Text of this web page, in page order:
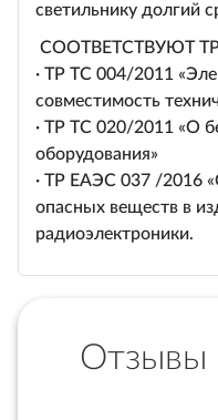
светильнику долгий
СООТВЕТСТВУЮT
· ТР ТС 004/2011
совместимость
· ТР ТС 020/2011 «О
оборудования»
· ТР ЕАЭС 037 /2016
опасных веществ в
радиоэлектроники.
Отзывы